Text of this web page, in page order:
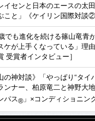
イセンと日本のエースの太
こと」《ケイリン国際対談②
でも進化を続ける篠山竜青
ケが上手くなっている」理
受賞者インタビュー］
の神対談》「やっぱり“タイ
ンナー、柏原竜二と神野大
パス® 」×コンディショニン